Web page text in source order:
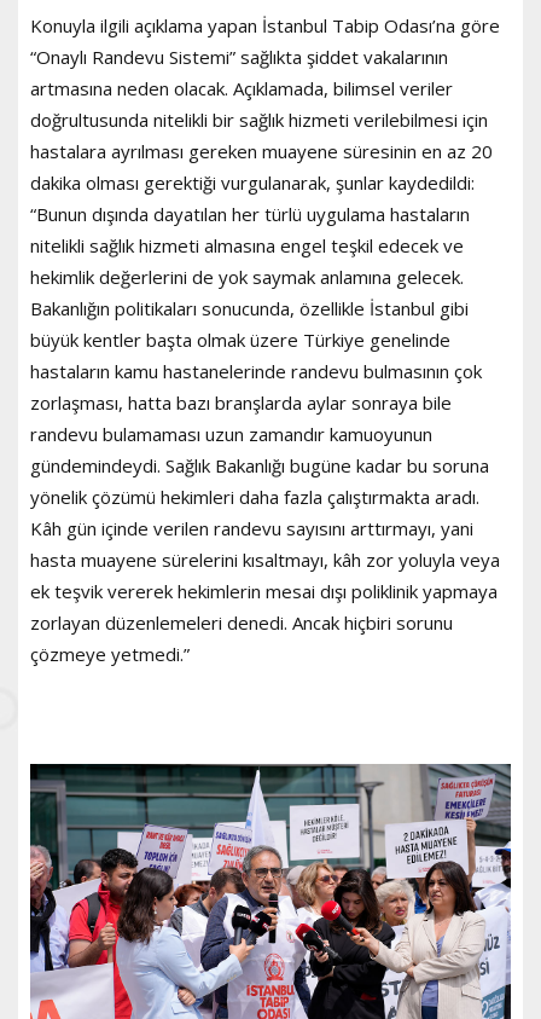
Konuyla ilgili açıklama yapan İstanbul Tabip Odası’na göre
“Onaylı Randevu Sistemi” sağlıkta şiddet vakalarının
artmasına neden olacak. Açıklamada, bilimsel veriler
doğrultusunda nitelikli bir sağlık hizmeti verilebilmesi için
hastalara ayrılması gereken muayene süresinin en az 20
dakika olması gerektiği vurgulanarak, şunlar kaydedildi:
“Bunun dışında dayatılan her türlü uygulama hastaların
nitelikli sağlık hizmeti almasına engel teşkil edecek ve
hekimlik değerlerini de yok saymak anlamına gelecek.
Bakanlığın politikaları sonucunda, özellikle İstanbul gibi
büyük kentler başta olmak üzere Türkiye genelinde
hastaların kamu hastanelerinde randevu bulmasının çok
zorlaşması, hatta bazı branşlarda aylar sonraya bile
randevu bulamaması uzun zamandır kamuoyunun
gündemindeydi. Sağlık Bakanlığı bugüne kadar bu soruna
yönelik çözümü hekimleri daha fazla çalıştırmakta aradı.
Kâh gün içinde verilen randevu sayısını arttırmayı, yani
hasta muayene sürelerini kısaltmayı, kâh zor yoluyla veya
ek teşvik vererek hekimlerin mesai dışı poliklinik yapmaya
zorlayan düzenlemeleri denedi. Ancak hiçbiri sorunu
çözmeye yetmedi.”